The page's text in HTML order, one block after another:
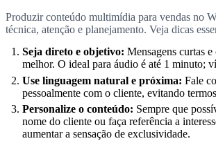
Produzir conteúdo multimídia para vendas no
técnica, atenção e planejamento. Veja dicas
Seja direto e objetivo: Mensagens curtas
melhor. O ideal para áudio é até 1 minuto;
Use linguagem natural e próxima: Fale
pessoalmente com o cliente, evitando
Personalize o conteúdo: Sempre que
nome do cliente ou faça referência a
aumentar a sensação de exclusividade.